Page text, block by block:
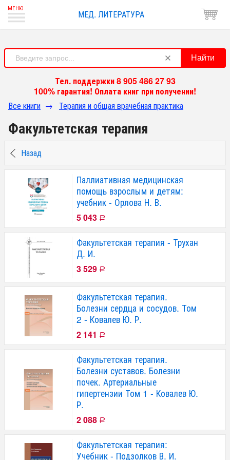
МЕД. ЛИТЕРАТУРА
Найти
Тел. поддержки 8 905 486 27 93
100% гарантия! Оплата книг при получении!
Все книги → Терапия и общая врачебная практика
Факультетская терапия
Назад
Паллиативная медицинская
помощь взрослым и детям:
учебник - Орлова Н. В.
5 043 Р
Факультетская терапия - Трухан
Д. И.
3 529 Р
Факультетская терапия.
Болезни сердца и сосудов. Том
2 - Ковалев Ю. Р.
2 141 Р
Факультетская терапия.
Болезни суставов. Болезни
почек. Артериальные
гипертензии Том 1 - Ковалев Ю.
Р.
2 088 Р
Факультетская терапия:
Учебник - Подзолков В. И.